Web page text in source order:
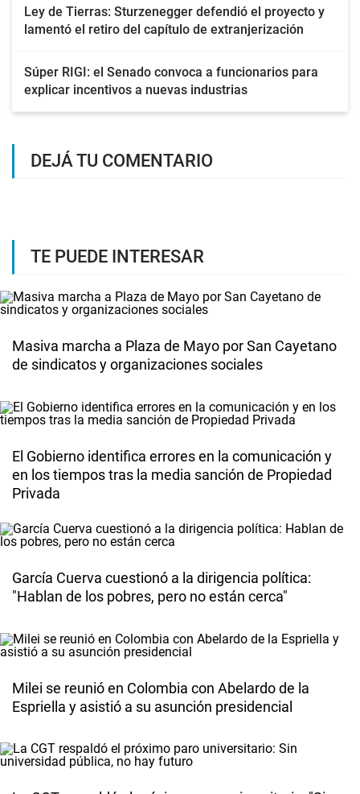
Ley de Tierras: Sturzenegger defendió el proyecto y
lamentó el retiro del capítulo de extranjerización
Súper RIGI: el Senado convoca a funcionarios para
explicar incentivos a nuevas industrias
DEJÁ TU COMENTARIO
TE PUEDE INTERESAR
Masiva marcha a Plaza de Mayo por San Cayetano
de sindicatos y organizaciones sociales
El Gobierno identifica errores en la comunicación y
en los tiempos tras la media sanción de Propiedad
Privada
García Cuerva cuestionó a la dirigencia política:
"Hablan de los pobres, pero no están cerca"
Milei se reunió en Colombia con Abelardo de la
Espriella y asistió a su asunción presidencial